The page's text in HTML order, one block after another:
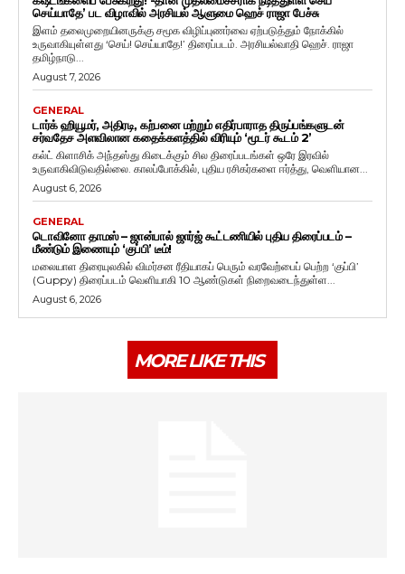
செய்யாதே’ பட விழாவில் அரசியல் ஆளுமை ஹெச் ராஜா பேச்சு
இளம் தலைமுறையினருக்கு சமூக விழிப்புணர்வை ஏற்படுத்தும் நோக்கில்
உருவாகியுள்ளது ‘செய்! செய்யாதே!’ திரைப்படம். அரசியல்வாதி ஹெச். ராஜா
தமிழ்நாடு...
August 7, 2026
GENERAL
டார்க் ஹியூமர், அதிரடி, கற்பனை மற்றும் எதிர்பாராத திருப்பங்களுடன்
சர்வதேச அளவிலான கதைக்களத்தில் விரியும் ‘மூடர் கூடம் 2’
கல்ட் கிளாசிக் அந்தஸ்து கிடைக்கும் சில திரைப்படங்கள் ஒரே இரவில்
உருவாகிவிடுவதில்லை. காலப்போக்கில், புதிய ரசிகர்களை ஈர்த்து, வெளியான...
August 6, 2026
GENERAL
டொவினோ தாமஸ் – ஜான்பால் ஜார்ஜ் கூட்டணியில் புதிய திரைப்படம் –
மீண்டும் இணையும் ‘குப்பி’ டீம்!
மலையாள திரையுலகில் விமர்சன ரீதியாகப் பெரும் வரவேற்பைப் பெற்ற ‘குப்பி’
(Guppy) திரைப்படம் வெளியாகி 10 ஆண்டுகள் நிறைவடைந்துள்ள...
August 6, 2026
MORE LIKE THIS